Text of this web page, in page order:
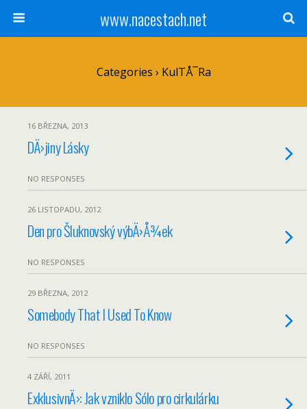
www.nacestach.net
Categories › KulTÅ¯ra
16 BŘEZNA, 2013
DÄ›jiny Lásky
NO RESPONSES
26 LISTOPADU, 2012
Den pro Šluknovský výbÄ›Å¾ek
NO RESPONSES
29 BŘEZNA, 2012
Somebody That I Used To Know
NO RESPONSES
4 ZÁŘÍ, 2011
ExklusivnÄ›: Jak vzniklo Sólo pro cirkulárku